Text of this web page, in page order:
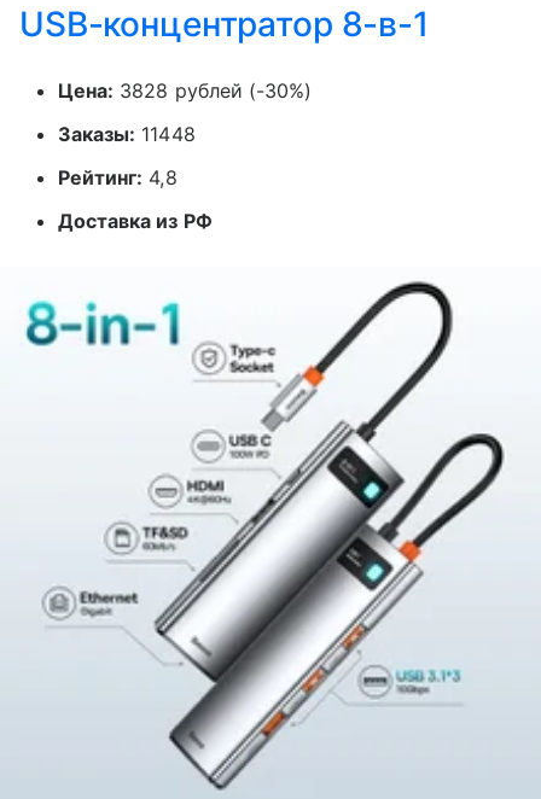
USB-концентратор 8-в-1
Цена: 3828 рублей (-30%)
Заказы: 11448
Рейтинг: 4,8
Доставка из РФ